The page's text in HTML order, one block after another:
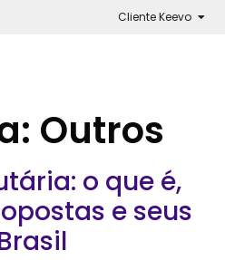
Cliente Keevo
Outros
o que é,
e seus